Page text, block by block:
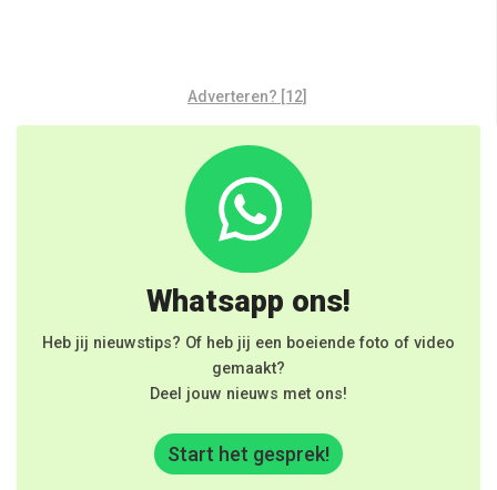
Adverteren? [12]
Whatsapp ons!
Heb jij nieuwstips? Of heb jij een boeiende foto of video
gemaakt?
Deel jouw nieuws met ons!
Start het gesprek!